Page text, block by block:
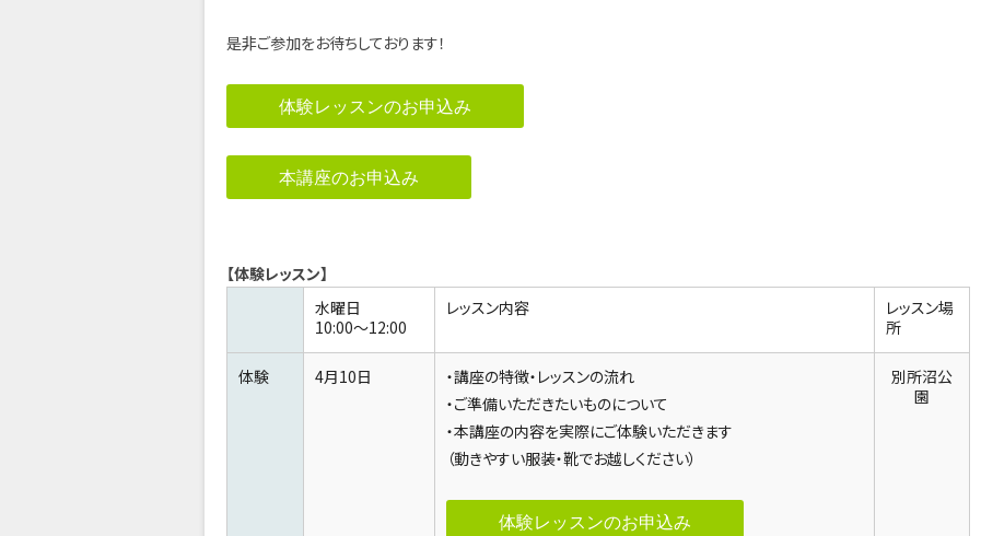
是非ご参加をお待ちしております！
体験レッスンのお申込み
本講座のお申込み
【体験レッスン】
水曜日
10:00～12:00
レッスン内容
レッスン場
所
体験 4月10日
・講座の特徴・レッスンの流れ
・ご準備いただきたいものについて
・本講座の内容を実際にご体験いただきます
（動きやすい服装・靴でお越しください）
体験レッスンのお申込み
別所沼公
園